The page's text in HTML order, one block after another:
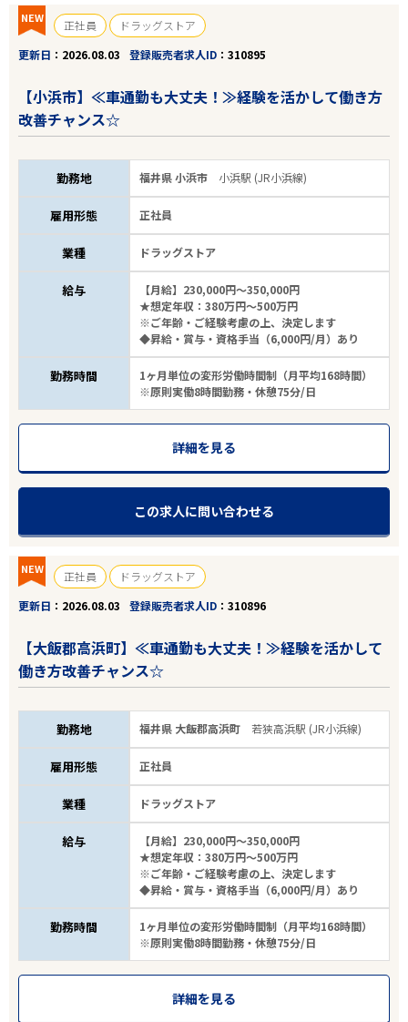
エリアで探す
関東・甲信越・北陸
NEW 正社員
ドラッグストア
更新日
2026.08.03 登録販売者求人ID 310895
【小浜市】≪車通勤も大丈夫！≫経験を活かして働き方
改善チャンス☆
勤務地 福井県 小浜市 小浜駅 (JR小浜線)
雇用形態 正社員
業種 ドラッグストア
給与
【月給】230,000円～350,000円
★想定年収：380万円～500万円
※ご年齢・ご経験考慮の上、決定します
◆昇給・賞与・資格手当（6,000円/月）あり
勤務時間
1ヶ月単位の変形労働時間制（月平均168時間）
※原則実働8時間勤務・休憩75分/日
詳細を見る
この求人に問い合わせる
NEW 正社員
ドラッグストア
更新日
2026.08.03 登録販売者求人ID 310896
【大飯郡高浜町】≪車通勤も大丈夫！≫経験を活かして
働き方改善チャンス☆
勤務地 福井県 大飯郡高浜町若狭高浜駅 (JR小浜線)
雇用形態 正社員
業種 ドラッグストア
給与
【月給】230,000円～350,000円
★想定年収：380万円～500万円
※ご年齢・ご経験考慮の上、決定します
◆昇給・賞与・資格手当（6,000円/月）あり
勤務時間
1ヶ月単位の変形労働時間制（月平均168時間）
※原則実働8時間勤務・休憩75分/日
詳細を見る